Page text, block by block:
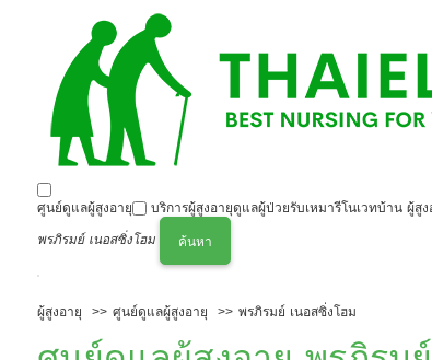
ศูนย์ดูแลผู้สูงอายุ บริการผู้สูงอายุดูแลผู้ป่วยรับเหมารีโนเวทบ้าน ผู้สูง
พรภิรมย์ เนอสซิ่งโฮม
ค้นหา
ผู้สูงอายุ ศูนย์ดูแลผู้สูงอายุ พรภิรมย์ เนอสซิ่งโฮม